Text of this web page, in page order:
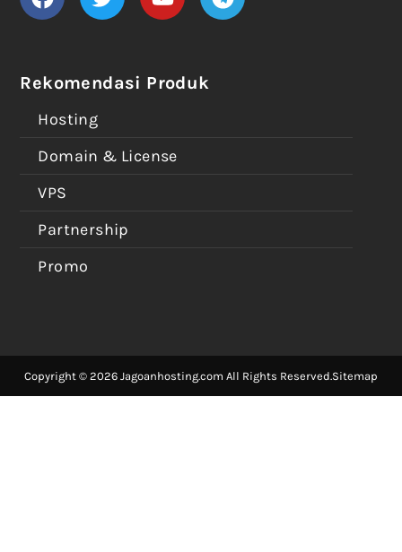
Rekomendasi Produk
Hosting
Domain & License
VPS
Partnership
Promo
Copyright © 2026 Jagoanhosting.com All Rights Reserved.Sitemap